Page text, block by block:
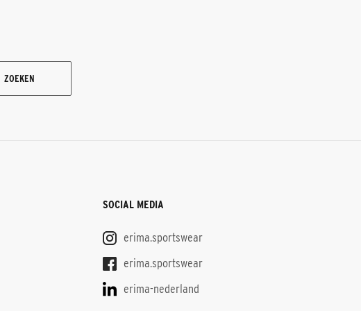
ZOEKEN
SOCIAL MEDIA
erima.sportswear
erima.sportswear
erima-nederland